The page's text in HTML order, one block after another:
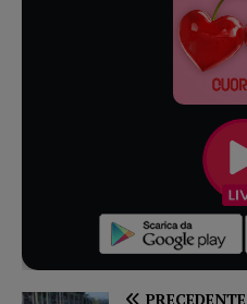
PRECEDENTE